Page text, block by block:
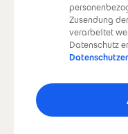
Zusendung
verarbeitet
Datenschutz